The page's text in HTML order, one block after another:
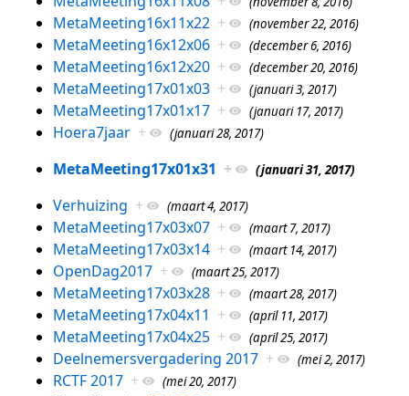
MetaMeeting16x11x22 + (november 22, 2016)
MetaMeeting16x12x06 + (december 6, 2016)
MetaMeeting16x12x20 + (december 20, 2016)
MetaMeeting17x01x03 + (januari 3, 2017)
MetaMeeting17x01x17 + (januari 17, 2017)
Hoera7jaar + (januari 28, 2017)
MetaMeeting17x01x31 + (januari 31, 2017)
Verhuizing + (maart 4, 2017)
MetaMeeting17x03x07 + (maart 7, 2017)
MetaMeeting17x03x14 + (maart 14, 2017)
OpenDag2017 + (maart 25, 2017)
MetaMeeting17x03x28 + (maart 28, 2017)
MetaMeeting17x04x11 + (april 11, 2017)
MetaMeeting17x04x25 + (april 25, 2017)
Deelnemersvergadering 2017 + (mei 2, 2017)
RCTF 2017 + (mei 20, 2017)